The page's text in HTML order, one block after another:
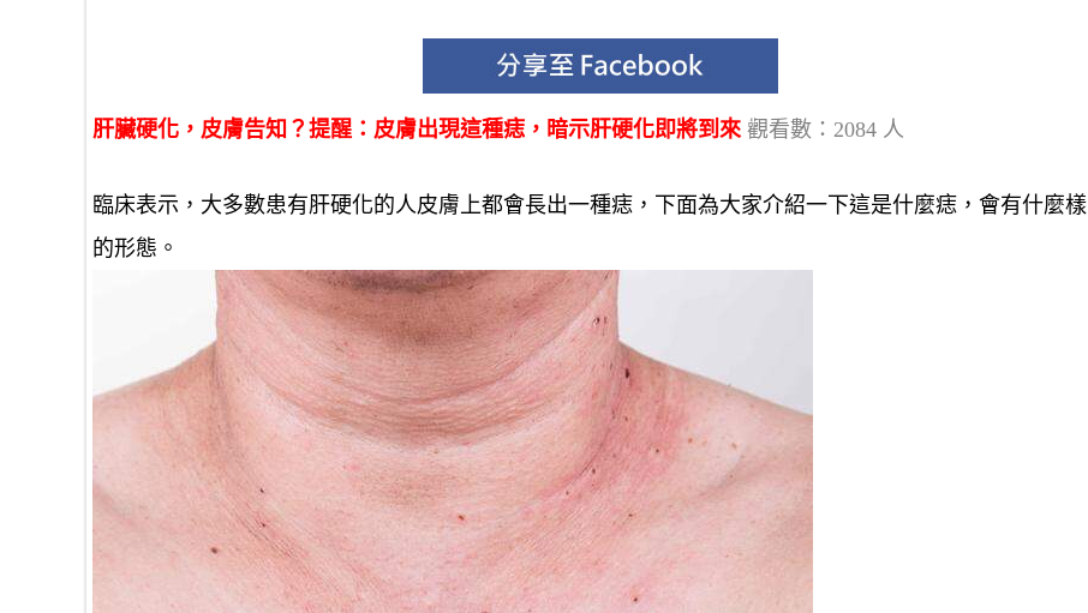
肝臟硬化，皮膚告知？提醒：皮膚出現這種痣，暗示肝硬化即將到來 觀看數：2084 人
臨床表示， 大多數患有肝硬化的人皮膚上都會長出一種痣 ，下面為大家介紹一下這是什麼痣，會有什麼樣
的形態 。